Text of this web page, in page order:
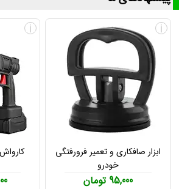
ابزار صافکاری و تعمیر فرورفتگی
خودرو
95,000 تومان
i
i